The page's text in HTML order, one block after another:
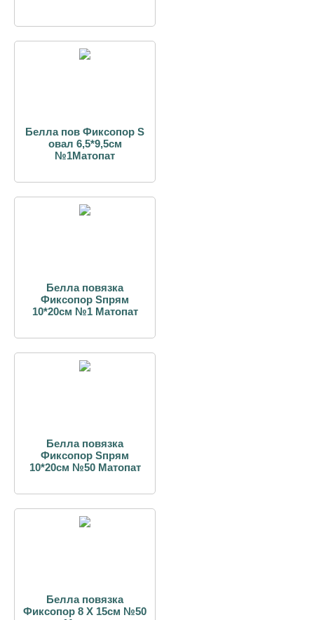
Белла пов Фиксопор S
овал 6,5*9,5см
№1Матопат
Белла повязка
Фиксопор Sпрям
10*20см №1 Матопат
Белла повязка
Фиксопор Sпрям
10*20см №50 Матопат
Белла повязка
Фиксопор 8 Х 15см №50